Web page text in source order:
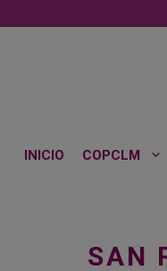
al
INICIO COPCLM
SAN